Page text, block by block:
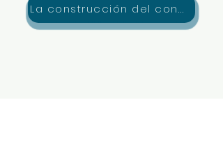
La construcción del concepto de Ambiente